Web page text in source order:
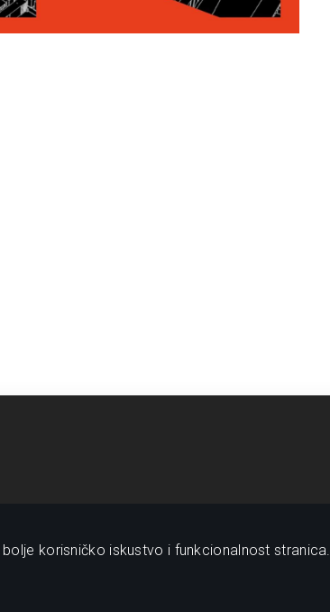
korisničko iskustvo i funkcionalnost stranica.